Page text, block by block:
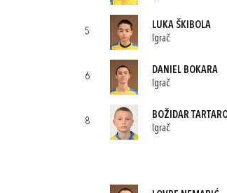
5
LUKA ŠKIBOLA
Igrač
6
DANIEL BOKARA
Igrač
8
BOŽIDAR
Igrač